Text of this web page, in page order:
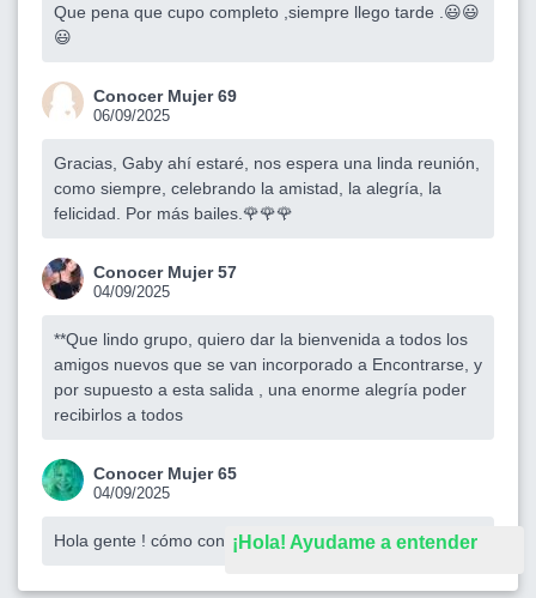
¡Hola! Ayudame a entender
Que pena que cupo completo ,siempre llego tarde .😃😃
😃
Conocer Mujer 69
06/09/2025
Gracias, Gaby ahí estaré, nos espera una linda reunión,
como siempre, celebrando la amistad, la alegría, la
felicidad. Por más bailes.🌹🌹🌹
Conocer Mujer 57
04/09/2025
**Que lindo grupo, quiero dar la bienvenida a todos los
amigos nuevos que se van incorporado a Encontrarse, y
por supuesto a esta salida , una enorme alegría poder
recibirlos a todos
Conocer Mujer 65
04/09/2025
Hola gente ! cómo confirmo y transfiero ?